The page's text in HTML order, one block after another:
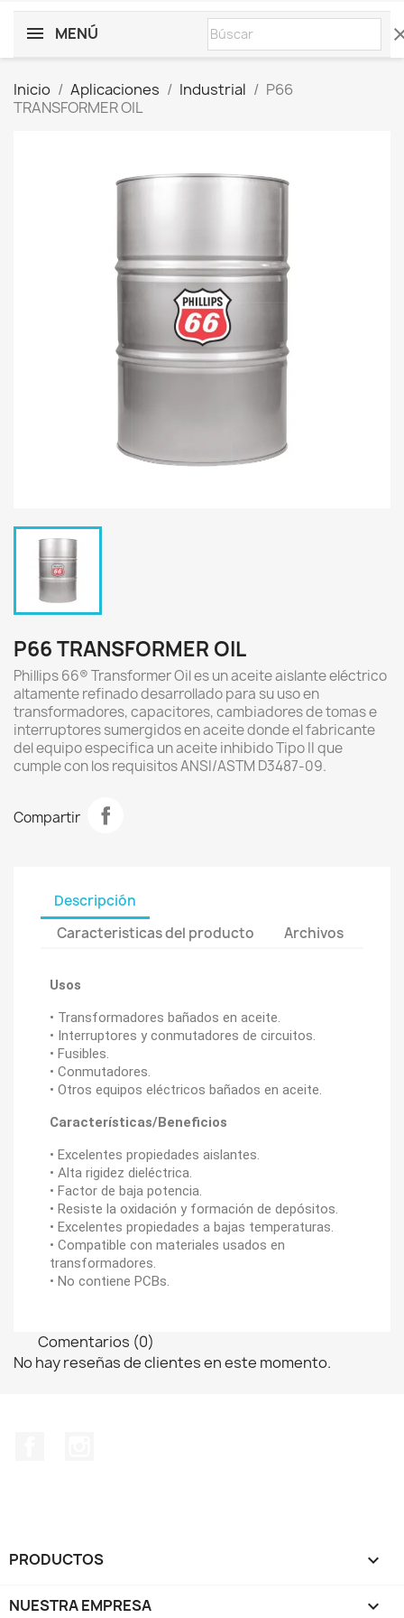
MENÚ
Inicio Aplicaciones Industrial
P66
TRANSFORMER OIL
P66 TRANSFORMER OIL
Phillips 66® Transformer Oil es un aceite aislante eléctrico
altamente refinado desarrollado para su uso en
transformadores, capacitores, cambiadores de tomas e
interruptores sumergidos en aceite donde el fabricante
del equipo especifica un aceite inhibido Tipo II que
cumple con los requisitos ANSI/ASTM D3487-09.
Compartir
Descripción
Caracteristicas del producto
Archivos
Usos
• Transformadores bañados en aceite.
• Interruptores y conmutadores de circuitos.
• Fusibles.
• Conmutadores.
• Otros equipos eléctricos bañados en aceite.
Características/Beneficios
• Excelentes propiedades aislantes.
• Alta rigidez dieléctrica.
• Factor de baja potencia.
• Resiste la oxidación y formación de depósitos.
• Excelentes propiedades a bajas temperaturas.
• Compatible con materiales usados en
transformadores.
• No contiene PCBs.
Comentarios (0)
No hay reseñas de clientes en este momento.
PRODUCTOS 
NUESTRA EMPRESA 